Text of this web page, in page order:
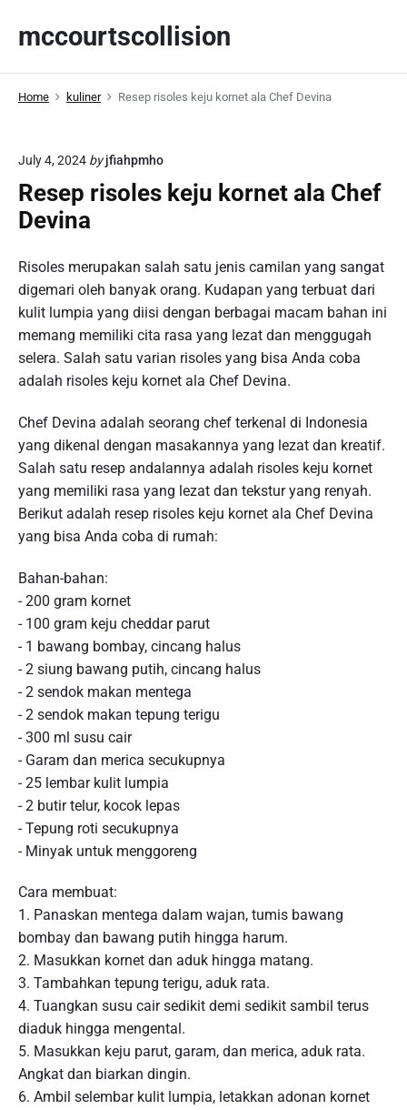
p
mccourtscollision
Home kuliner Resep risoles keju kornet ala Chef Devina
July 4, 2024 by jfiahpmho
Resep risoles keju kornet ala Chef
Devina
Risoles merupakan salah satu jenis camilan yang sangat
digemari oleh banyak orang. Kudapan yang terbuat dari
kulit lumpia yang diisi dengan berbagai macam bahan ini
memang memiliki cita rasa yang lezat dan menggugah
selera. Salah satu varian risoles yang bisa Anda coba
adalah risoles keju kornet ala Chef Devina.
Chef Devina adalah seorang chef terkenal di Indonesia
yang dikenal dengan masakannya yang lezat dan kreatif.
Salah satu resep andalannya adalah risoles keju kornet
yang memiliki rasa yang lezat dan tekstur yang renyah.
Berikut adalah resep risoles keju kornet ala Chef Devina
yang bisa Anda coba di rumah:
Bahan-bahan:
- 200 gram kornet
- 100 gram keju cheddar parut
- 1 bawang bombay, cincang halus
- 2 siung bawang putih, cincang halus
- 2 sendok makan mentega
- 2 sendok makan tepung terigu
- 300 ml susu cair
- Garam dan merica secukupnya
- 25 lembar kulit lumpia
- 2 butir telur, kocok lepas
- Tepung roti secukupnya
- Minyak untuk menggoreng
Cara membuat:
1. Panaskan mentega dalam wajan, tumis bawang
bombay dan bawang putih hingga harum.
2. Masukkan kornet dan aduk hingga matang.
3. Tambahkan tepung terigu, aduk rata.
4. Tuangkan susu cair sedikit demi sedikit sambil terus
diaduk hingga mengental.
5. Masukkan keju parut, garam, dan merica, aduk rata.
Angkat dan biarkan dingin.
6. Ambil selembar kulit lumpia, letakkan adonan kornet